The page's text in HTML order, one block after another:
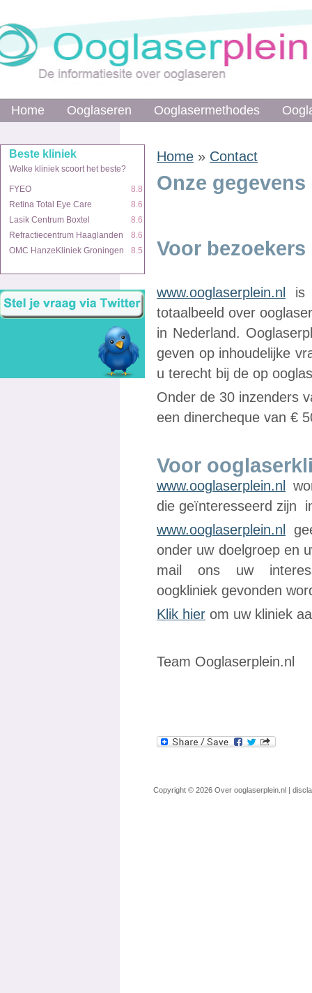
Home Ooglaseren Ooglasermethodes
Beste kliniek
Welke kliniek scoort het beste?
FYEO
8.8
Retina Total Eye Care
8.6
Lasik Centrum Boxtel
8.6
Refractiecentrum Haaglanden
8.6
OMC HanzeKliniek Groningen
8.5
Home » Contact
Onze gegevens
Voor
www.ooglaserplein.nl
is
totaalbeeld over
in Nederland.
geven op inhoudelijke
u terecht bij de op
Onder de 30 inzenders
een dinercheque van €
Voor
www.ooglaserplein.nl
die geïnteresseerd zijn
www.ooglaserplein.nl
onder uw doelgroep en
mail ons uw
oogkliniek gevonden
Klik hier om uw kliniek
Team Ooglaserplein.nl
Copyright © 2026 Over ooglaserplein.nl |